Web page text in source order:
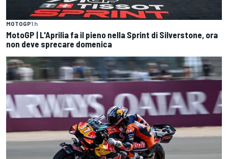
MOTOGP1 h
MotoGP | L'Aprilia fa il pieno nella Sprint di Silverstone, ora
non deve sprecare domenica